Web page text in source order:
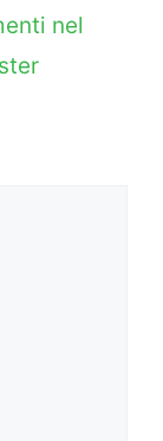
nel